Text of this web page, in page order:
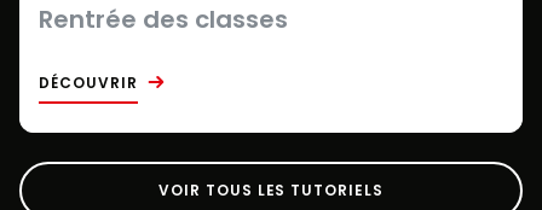
Rentrée des classes
DÉCOUVRIR
VOIR TOUS LES TUTORIELS